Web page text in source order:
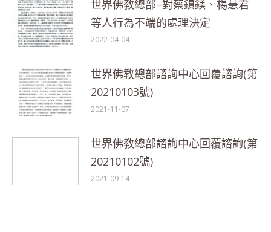
世界佛教總部–對蔡鎮鎂、楊慧君
等人行為不端的處理決定
2022-04-04
世界佛教總部諮詢中心回覆諮詢(第
20210103號)
2021-11-07
世界佛教總部諮詢中心回覆諮詢(第
20210102號)
2021-09-14